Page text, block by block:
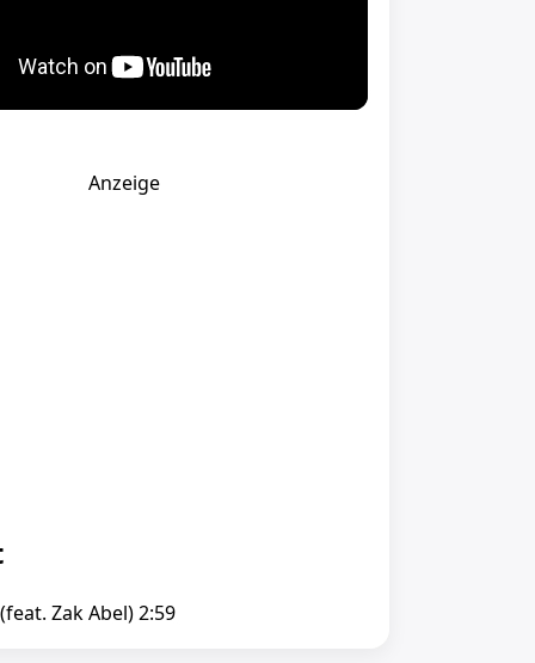
Anzeige
Zak Abel) 2:59